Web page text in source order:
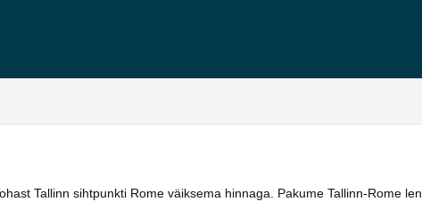
Tallinn sihtpunkti Rome väiksema hinnaga. Pakume Tallinn-Rome